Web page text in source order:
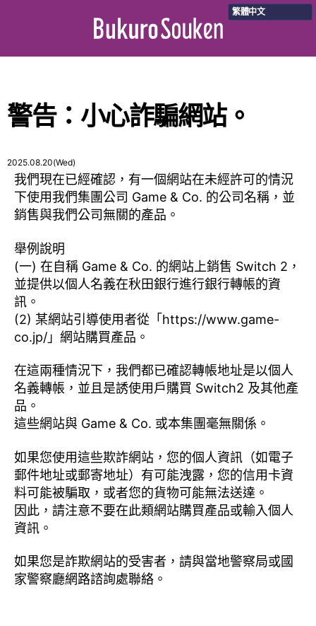
繁體中文
警告：小心詐騙網站。
2025.08.20(Wed)
我們現在已經確認，有一個網站在未經許可的情況
下使用我們集團公司 Game & Co. 的公司名稱，並
銷售與我們公司無關的產品。
舉例說明
(一) 在自稱 Game & Co. 的網站上銷售 Switch 2，
並提供以個人名義在秋田銀行進行銀行轉帳的資
訊。
(2) 某網站引導使用者從「https://www.game-
co.jp/」網站購買產品。
在這兩種情況下，我們都已確認轉帳地址是以個人
名義轉帳，並且是誘使用戶購買 Switch2 及其他產
品。
這些網站與 Game & Co. 或本集團毫無關係。
如果您使用這些欺詐網站，您的個人資訊（如電子
郵件地址或郵寄地址）有可能洩露，您的信用卡資
料可能被騙取，或者您的貨物可能無法送達。
因此，請注意不要在此類網站購買產品或輸入個人
資訊。
如果您是詐欺網站的受害者，請與當地警察局或國
家警察廳網路諮詢處聯絡。